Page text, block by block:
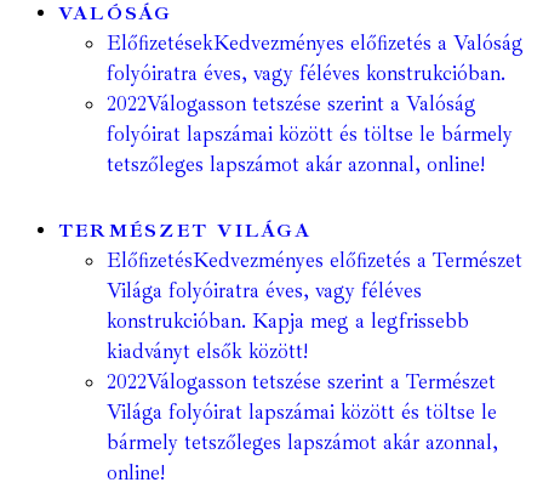
VALÓSÁG
ElőfizetésekKedvezményes előfizetés a Valóság
folyóiratra éves, vagy féléves konstrukcióban.
2022Válogasson tetszése szerint a Valóság
folyóirat lapszámai között és töltse le bármely
tetszőleges lapszámot akár azonnal, online!
TERMÉSZET VILÁGA
ElőfizetésKedvezményes előfizetés a Természet
Világa folyóiratra éves, vagy féléves
konstrukcióban. Kapja meg a legfrissebb
kiadványt elsők között!
2022Válogasson tetszése szerint a Természet
Világa folyóirat lapszámai között és töltse le
bármely tetszőleges lapszámot akár azonnal,
online!